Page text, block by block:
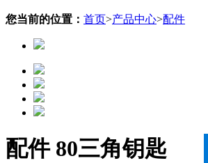
您当前的位置： 首页>产品中心>配件
配件 80三角钥匙